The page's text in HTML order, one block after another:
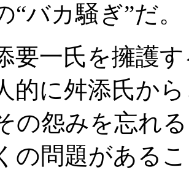
“バカ騒ぎ”だ。
要一氏を擁護
的に舛添氏か
の怨みを忘れ
の問題がある